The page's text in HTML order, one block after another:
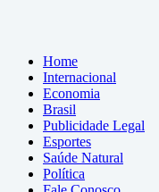
Home
Internacional
Economia
Brasil
Publicidade Legal
Esportes
Saúde Natural
Política